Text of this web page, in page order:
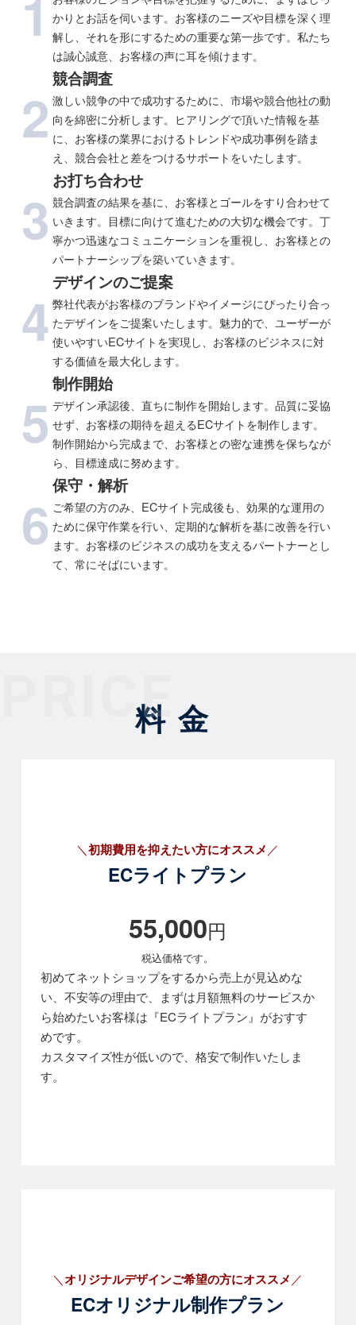
1
かりとお話を伺います。お客様のニーズや目標を深く理
解し、それを形にするための重要な第一歩です。私たち
は誠心誠意、お客様の声に耳を傾けます。
2
競合調査
激しい競争の中で成功するために、市場や競合他社の動
向を綿密に分析します。ヒアリングで頂いた情報を基
に、お客様の業界におけるトレンドや成功事例を踏ま
え、競合会社と差をつけるサポートをいたします。
3
お打ち合わせ
競合調査の結果を基に、お客様とゴールをすり合わせて
いきます。目標に向けて進むための大切な機会です。丁
寧かつ迅速なコミュニケーションを重視し、お客様との
パートナーシップを築いていきます。
4
デザインのご提案
弊社代表がお客様のブランドやイメージにぴったり合っ
たデザインをご提案いたします。魅力的で、ユーザーが
使いやすいECサイトを実現し、お客様のビジネスに対
する価値を最大化します。
5
制作開始
デザイン承認後、直ちに制作を開始します。品質に妥協
せず、お客様の期待を超えるECサイトを制作します。
制作開始から完成まで、お客様との密な連携を保ちなが
ら、目標達成に努めます。
6
保守・解析
ご希望の方のみ、ECサイト完成後も、効果的な運用の
ために保守作業を行い、定期的な解析を基に改善を行い
ます。お客様のビジネスの成功を支えるパートナーとし
て、常にそばにいます。
CE
料金
＼初期費用を抑えたい方にオススメ ／
ECライトプラン
55,000円
税込価格です。
初めてネットショップをするから売上が見込めな
い、不安等の理由で、まずは月額無料のサービスか
ら始めたいお客様は『ECライトプラン』がおすす
めです。
カスタマイズ性が低いので、格安で制作いたしま
す。
＼オリジナルデザインご希望の方にオススメ ／
ECオリジナル制作プラン